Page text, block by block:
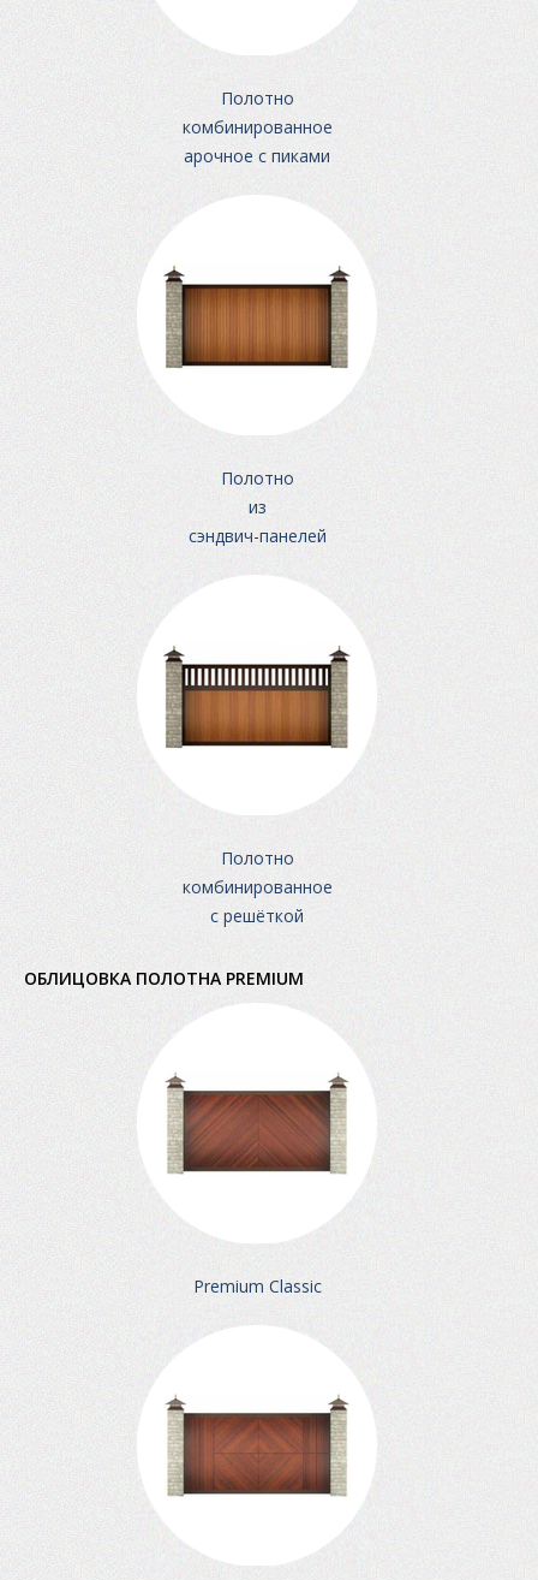
Полотно
комбинированное
арочное с пиками
Полотно
из
сэндвич-панелей
Полотно
комбинированное
с решёткой
ОБЛИЦОВКА ПОЛОТНА PREMIUM
Premium Classic